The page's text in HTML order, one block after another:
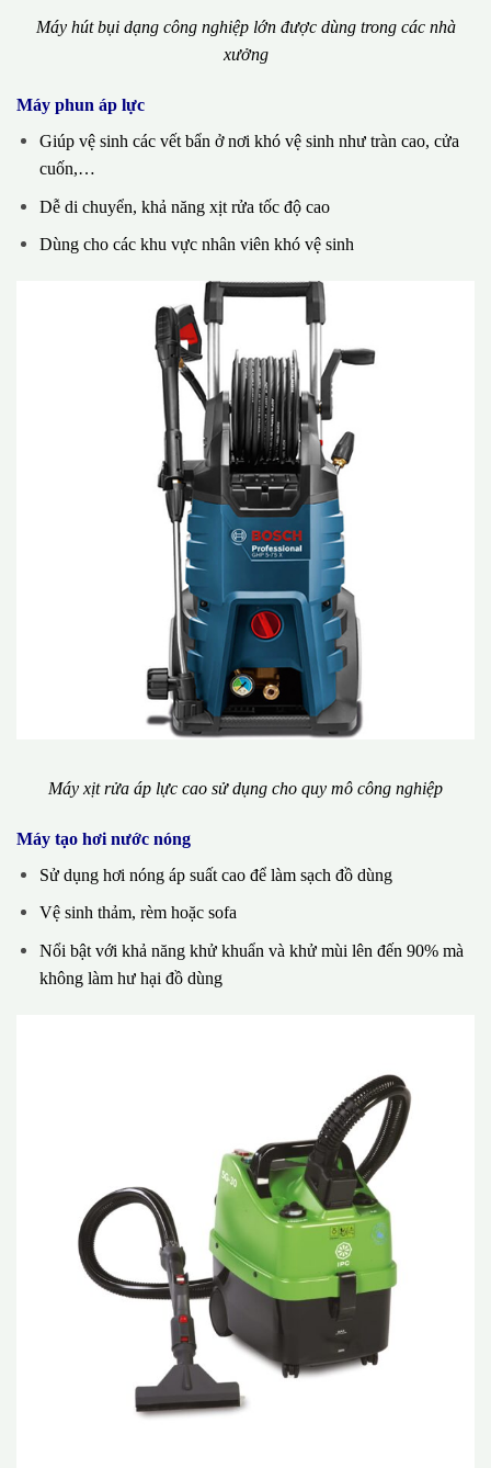
Máy hút bụi dạng công nghiệp lớn được dùng trong các nhà
xưởng
Máy phun áp lực
Giúp vệ sinh các vết bẩn ở nơi khó vệ sinh như tràn cao, cửa
cuốn,…
Dễ di chuyển, khả năng xịt rửa tốc độ cao
Dùng cho các khu vực nhân viên khó vệ sinh
Máy xịt rửa áp lực cao sử dụng cho quy mô công nghiệp
Máy tạo hơi nước nóng
Sử dụng hơi nóng áp suất cao để làm sạch đồ dùng
Vệ sinh thảm, rèm hoặc sofa
Nổi bật với khả năng khử khuẩn và khử mùi lên đến 90% mà
không làm hư hại đồ dùng